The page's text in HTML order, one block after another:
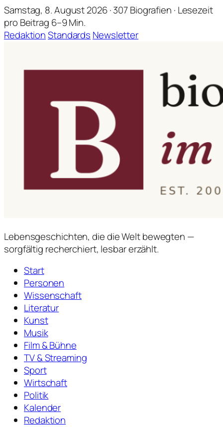
Samstag, 8. August 2026 · 307 Biografien · Lesezeit
pro Beitrag 6–9 Min.
RedaktionStandards Newsletter
Lebensgeschichten, die die Welt bewegten —
sorgfältig recherchiert, lesbar erzählt.
Start
Personen
Wissenschaft
Literatur
Kunst
Musik
Film & Bühne
TV & Streaming
Sport
Wirtschaft
Politik
Kalender
Redaktion